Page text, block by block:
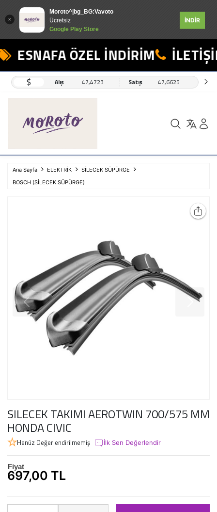
Moroto^|bg_BG:Vavoto
Ücretsiz
Google Play Store
İNDİR
ESNAFA ÖZEL İNDİRİM
$ Alış 47,4723 Satış 47,6625
Ana Sayfa ELEKTRİK
SİLECEK SÜPÜRGE
BOSCH (SİLECEK SÜPÜRGE)
SILECEK TAKIMI AEROTWIN 700/575 MM
HONDA CIVIC
Henüz Değerlendirilmemiş İlk Sen Değerlendir
Fiyat
697,00 TL